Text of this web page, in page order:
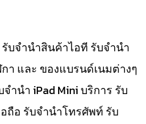
บจำนำสินค้าไอที รับจำนำ
า และ ของแบรนด์เนมต่างๆ
ำนำ iPad Mini บริการ รับ
ถือ รับจำนำโทรศัพท์ รับ